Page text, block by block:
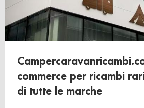
commerce per ricambi
di tutte le marche